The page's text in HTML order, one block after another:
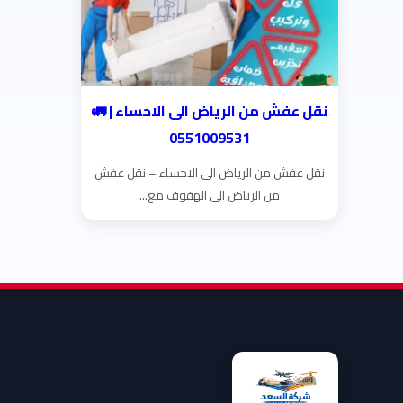
نقل عفش من الرياض الى الاحساء | 🚛
0551009531
نقل عفش من الرياض الى الاحساء – نقل عفش
من الرياض الى الهفوف مع...